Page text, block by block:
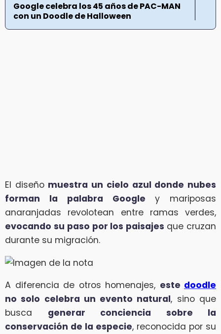
Google celebra los 45 años de PAC-MAN
con un Doodle de Halloween
El diseño muestra un cielo azul donde nubes
forman la palabra Google y mariposas
anaranjadas revolotean entre ramas verdes,
evocando su paso por los paisajes que cruzan
durante su migración.
A diferencia de otros homenajes, este doodle
no solo celebra un evento natural, sino que
busca generar conciencia sobre la
conservación de la especie, reconocida por su